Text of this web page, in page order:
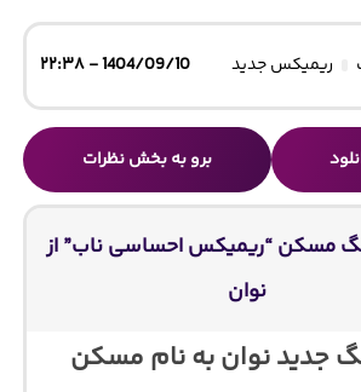
ریمیکس جدید 1404/09/10 - ۲۲:۳۸
برو به بخش نظرات
مسکن “ریمیکس احساسی ناب” از
نوان
جدید نوان به نام مسکن